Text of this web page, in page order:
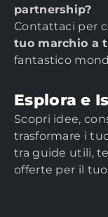
partnership?
Contattaci per
tuo marchio a
fantastico
Esplora e
Scopri idee,
trasformare i
tra guide utili,
offerte per il